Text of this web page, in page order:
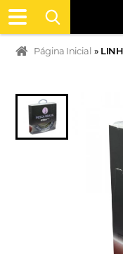
Página Inicial »